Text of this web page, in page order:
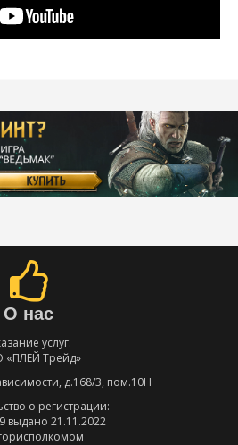
О нас
услуг:
Трейд»
д.168/3, пом.10Н
о регистрации:
выдано 21.11.2022